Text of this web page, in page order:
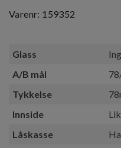
Varenr: 159352
Glass
A/B mål
Tykkelse
Innside
Låskasse